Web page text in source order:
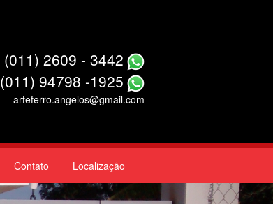
(011) 2609 - 3442
(011) 94798 -1925
arteferro.angelos@gmail.com
Contato Localização
Next